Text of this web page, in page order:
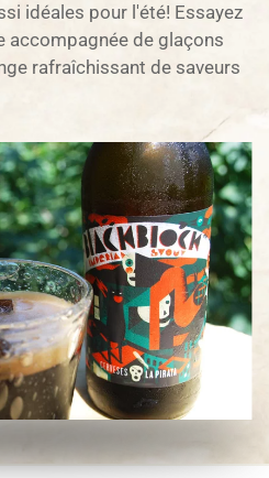
idéales pour l'été! Essayez
accompagnée de glaçons
rafraîchissant de saveurs